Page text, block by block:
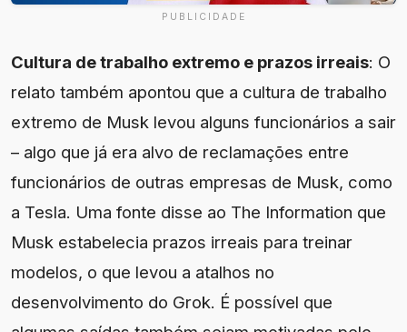
PUBLICIDADE
Cultura de trabalho extremo e prazos irreais: O
relato também apontou que a cultura de trabalho
extremo de Musk levou alguns funcionários a sair
– algo que já era alvo de reclamações entre
funcionários de outras empresas de Musk, como
a Tesla. Uma fonte disse ao The Information que
Musk estabelecia prazos irreais para treinar
modelos, o que levou a atalhos no
desenvolvimento do Grok. É possível que